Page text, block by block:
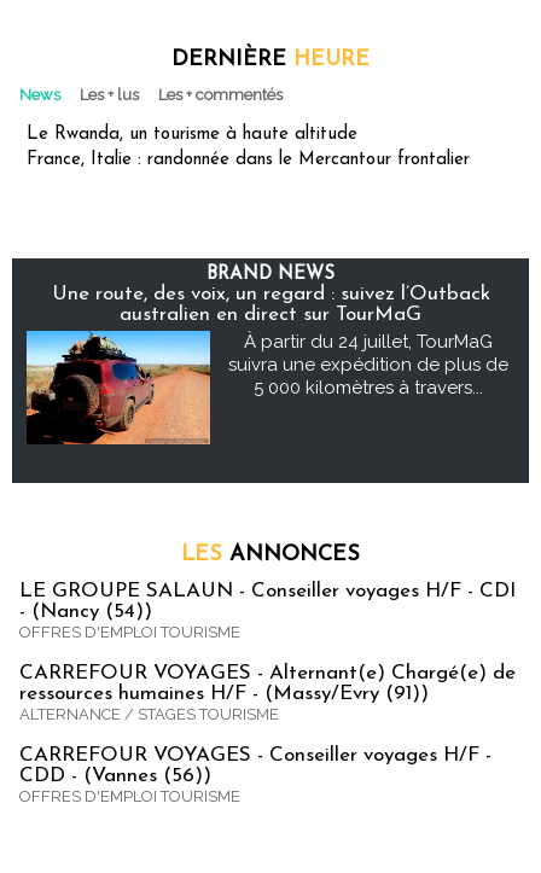
DERNIÈRE HEURE
News Les + lus Les + commentés
Le Rwanda, un tourisme à haute altitude
France, Italie : randonnée dans le Mercantour frontalier
BRAND NEWS
Une route, des voix, un regard : suivez l’Outback
australien en direct sur TourMaG
À partir du 24 juillet, TourMaG
suivra une expédition de plus de
5 000 kilomètres à travers...
LES ANNONCES
LE GROUPE SALAUN - Conseiller voyages H/F - CDI
- (Nancy (54))
OFFRES D'EMPLOI TOURISME
CARREFOUR VOYAGES - Alternant(e) Chargé(e) de
ressources humaines H/F - (Massy/Evry (91))
ALTERNANCE / STAGES TOURISME
CARREFOUR VOYAGES - Conseiller voyages H/F -
CDD - (Vannes (56))
OFFRES D'EMPLOI TOURISME